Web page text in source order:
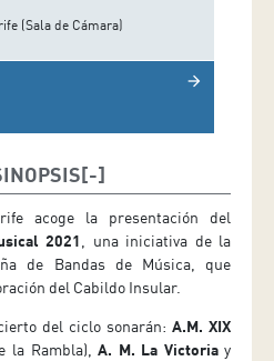
(Sala de Cámara)
arrow_forward
acoge la presentación del
2021
, una iniciativa de la
de Bandas de Música, que
del Cabildo Insular.
del ciclo sonarán:A.M. XIX
la Rambla),A. M. La Victoriay